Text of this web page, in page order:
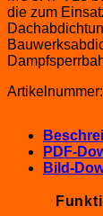
die zum
Artikelnummer:
PDF-
Bild-